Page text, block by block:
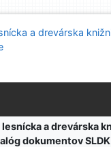
prístupnosti
a drevárska
dokumentov SLDK